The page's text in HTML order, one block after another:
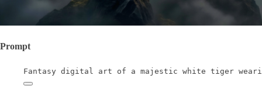
Prompt
Fantasy digital art of a majestic white tiger